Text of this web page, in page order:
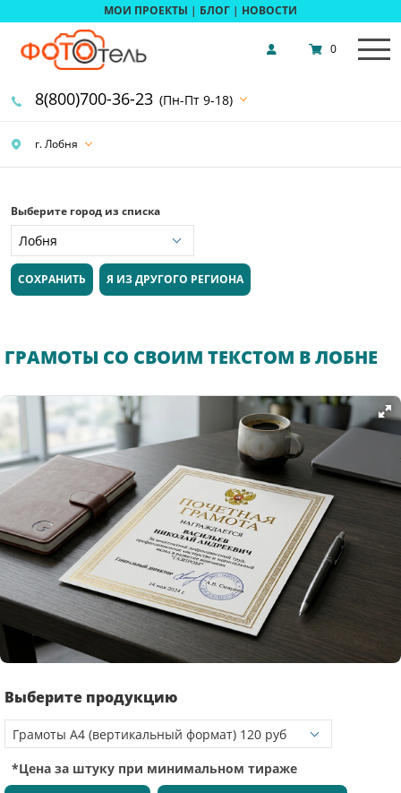
МОИ ПРОЕКТЫ | БЛОГ | НОВОСТИ
г. Лобня
8(800)700-36-23 (Пн-Пт 9-18)
0
Выберите город из списка
СОХРАНИТЬ Я ИЗ ДРУГОГО РЕГИОНА
ГРАМОТЫ СО СВОИМ ТЕКСТОМ В ЛОБНЕ
Выберите продукцию
*Цена за штуку при минимальном тираже